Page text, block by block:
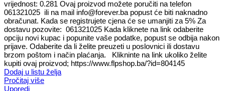
vrijednost: 0.281 Ovaj proizvod možete poručiti na telefon
061321025 ili na mail info@forever.ba popust će biti naknadno
obračunat. Kada se registrujete cjena će se umanjiti za 5% Za
dostavu pozovite: 061321025 Kada kliknete na link odaberite
opciju novi kupac i popunite vaše podatke, popust se odbija nakon
prijave. Odaberite da li želite preuzeti u poslovnici ili dostavu
brzom poštom i način plaćanja. Klikninte na link ukoliko želite
kupiti ovaj proizvod; https://www.flpshop.ba/?id=804145
Dodaj u listu želja
Pročitaj više
Uporedi